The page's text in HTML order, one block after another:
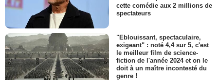
cette comédie aux 2 millions de
spectateurs
"Eblouissant, spectaculaire,
exigeant" : noté 4,4 sur 5, c'est
le meilleur film de science-
fiction de l'année 2024 et on le
doit à un maître incontesté du
genre !